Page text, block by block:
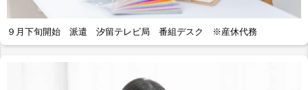
９月下旬開始 派遣 汐留テレビ局 番組デスク ※産休代務